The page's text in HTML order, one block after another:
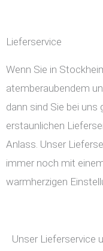
Lieferservice
Wenn Sie in
atemberaubendem
dann sind Sie bei uns
erstaunlichen
Anlass. Unser
immer noch mit
warmherzigen
Unser Lieferservice